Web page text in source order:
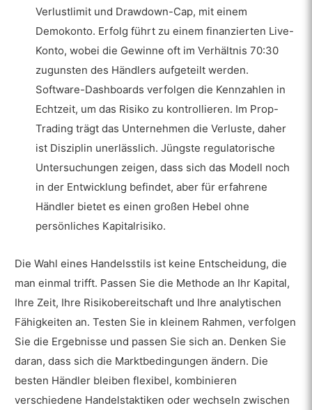
Verlustlimit und Drawdown-Cap, mit einem
Demokonto. Erfolg führt zu einem finanzierten Live-
Konto, wobei die Gewinne oft im Verhältnis 70:30
zugunsten des Händlers aufgeteilt werden.
Software-Dashboards verfolgen die Kennzahlen in
Echtzeit, um das Risiko zu kontrollieren. Im Prop-
Trading trägt das Unternehmen die Verluste, daher
ist Disziplin unerlässlich. Jüngste regulatorische
Untersuchungen zeigen, dass sich das Modell noch
in der Entwicklung befindet, aber für erfahrene
Händler bietet es einen großen Hebel ohne
persönliches Kapitalrisiko.
Die Wahl eines Handelsstils ist keine Entscheidung, die
man einmal trifft. Passen Sie die Methode an Ihr Kapital,
Ihre Zeit, Ihre Risikobereitschaft und Ihre analytischen
Fähigkeiten an. Testen Sie in kleinem Rahmen, verfolgen
Sie die Ergebnisse und passen Sie sich an. Denken Sie
daran, dass sich die Marktbedingungen ändern. Die
besten Händler bleiben flexibel, kombinieren
verschiedene Handelstaktiken oder wechseln zwischen